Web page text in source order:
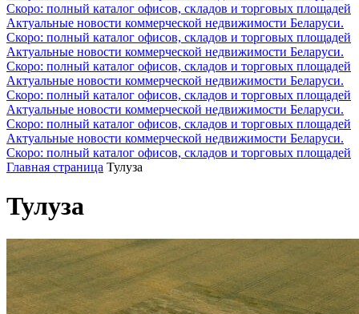
Скоро: полный каталог офисов, складов и торговых площадей
Актуальные новости коммерческой недвижимости Беларуси.
Скоро: полный каталог офисов, складов и торговых площадей
Актуальные новости коммерческой недвижимости Беларуси.
Скоро: полный каталог офисов, складов и торговых площадей
Актуальные новости коммерческой недвижимости Беларуси.
Скоро: полный каталог офисов, складов и торговых площадей
Актуальные новости коммерческой недвижимости Беларуси.
Скоро: полный каталог офисов, складов и торговых площадей
Актуальные новости коммерческой недвижимости Беларуси.
Скоро: полный каталог офисов, складов и торговых площадей
Главная страница Тулуза
Тулуза